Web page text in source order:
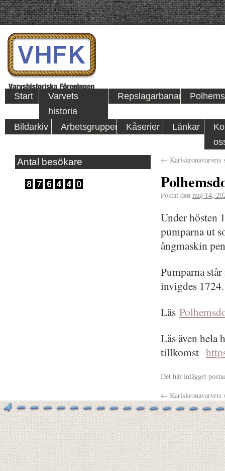
Start
Varvets
historia
Repslagarbanan
Bildarkiv Arbetsgrupper Kåserier Länkar
Antal besökare ← Karlskronavarvets
Postat den maj 14,
Under hösten
pumparna ut
ångmaskin
Pumparna
invigdes 1724.
Läs
Läs även hela
tillkomst
Det här inlägget
← Karlskronavarvets